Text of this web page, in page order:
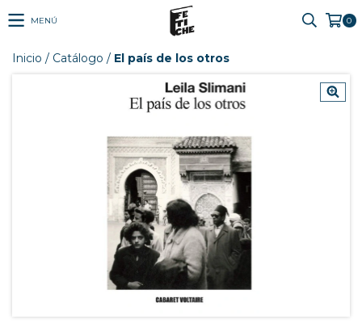
MENÚ 0
Inicio / Catálogo / El país de los otros